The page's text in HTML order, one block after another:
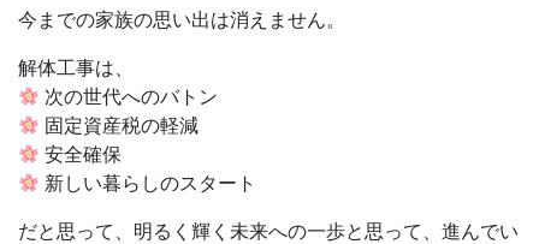
今までの家族の思い出は消えません。
解体工事は、
次の世代へのバトン
固定資産税の軽減
安全確保
新しい暮らしのスタート
だと思って、明るく輝く未来への一歩と思って、進んでい